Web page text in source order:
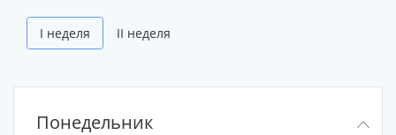
I неделя II неделя
Понедельник